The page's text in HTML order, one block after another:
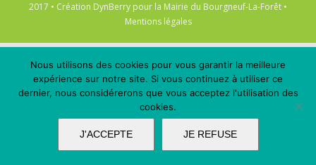
2017 • Création DynBerry pour la Mairie du Bourgneuf-La-Forêt •
Mentions légales
Nous utilisons des cookies pour vous garantir la meilleure
expérience sur notre site. Si vous continuez à utiliser ce
dernier, nous considérerons que vous acceptez l'utilisation des
cookies.
J'ACCEPTE JE REFUSE